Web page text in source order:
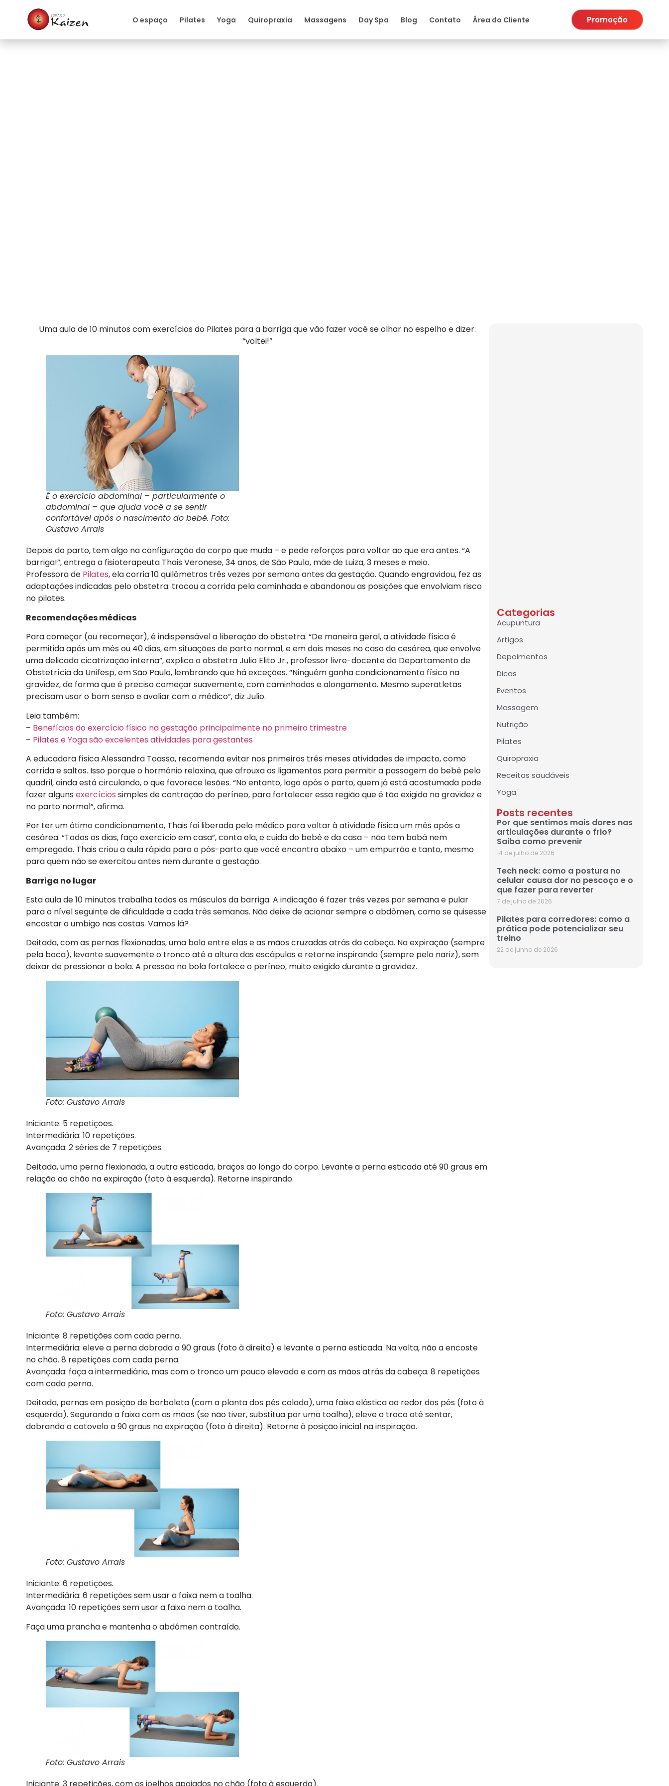
O espaço Pilates Yoga Quiropraxia Massagens Day Spa Blog Contato Área do Cliente Promoção
Uma aula de 10 minutos com exercícios do Pilates para a barriga que vão fazer você se olhar no espelho e dizer:
“voltei!”
É o exercício abdominal – particularmente o
abdominal – que ajuda você a se sentir
confortável após o nascimento do bebê. Foto:
Gustavo Arrais
Depois do parto, tem algo na configuração do corpo que muda – e pede reforços para voltar ao que era antes. “A
barriga!”, entrega a fisioterapeuta Thais Veronese, 34 anos, de São Paulo, mãe de Luiza, 3 meses e meio.
Professora de Pilates, ela corria 10 quilômetros três vezes por semana antes da gestação. Quando engravidou, fez as
adaptações indicadas pelo obstetra: trocou a corrida pela caminhada e abandonou as posições que envolviam risco
no pilates.
Recomendações médicas
Para começar (ou recomeçar), é indispensável a liberação do obstetra. “De maneira geral, a atividade física é
permitida após um mês ou 40 dias, em situações de parto normal, e em dois meses no caso da cesárea, que envolve
uma delicada cicatrização interna”, explica o obstetra Julio Elito Jr., professor livre-docente do Departamento de
Obstetrícia da Unifesp, em São Paulo, lembrando que há exceções. “Ninguém ganha condicionamento físico na
gravidez, de forma que é preciso começar suavemente, com caminhadas e alongamento. Mesmo superatletas
precisam usar o bom senso e avaliar com o médico”, diz Julio.
Leia também:
– Benefícios do exercício físico na gestação principalmente no primeiro trimestre
– Pilates e Yoga são excelentes atividades para gestantes
A educadora física Alessandra Toassa, recomenda evitar nos primeiros três meses atividades de impacto, como
corrida e saltos. Isso porque o hormônio relaxina, que afrouxa os ligamentos para permitir a passagem do bebê pelo
quadril, ainda está circulando, o que favorece lesões. “No entanto, logo após o parto, quem já está acostumada pode
fazer alguns exercícios simples de contração do períneo, para fortalecer essa região que é tão exigida na gravidez e
no parto normal”, afirma.
Por ter um ótimo condicionamento, Thais foi liberada pelo médico para voltar à atividade física um mês após a
cesárea. “Todos os dias, faço exercício em casa”, conta ela, e cuida do bebê e da casa – não tem babá nem
empregada. Thais criou a aula rápida para o pós-parto que você encontra abaixo – um empurrão e tanto, mesmo
para quem não se exercitou antes nem durante a gestação.
Barriga no lugar
Esta aula de 10 minutos trabalha todos os músculos da barriga. A indicação é fazer três vezes por semana e pular
para o nível seguinte de dificuldade a cada três semanas. Não deixe de acionar sempre o abdômen, como se quisesse
encostar o umbigo nas costas. Vamos lá?
Deitada, com as pernas flexionadas, uma bola entre elas e as mãos cruzadas atrás da cabeça. Na expiração (sempre
pela boca), levante suavemente o tronco até a altura das escápulas e retorne inspirando (sempre pelo nariz), sem
deixar de pressionar a bola. A pressão na bola fortalece o períneo, muito exigido durante a gravidez.
Foto: Gustavo Arrais
Iniciante: 5 repetições.
Intermediária: 10 repetições.
Avançada: 2 séries de 7 repetições.
Deitada, uma perna flexionada, a outra esticada, braços ao longo do corpo. Levante a perna esticada até 90 graus em
relação ao chão na expiração (foto à esquerda). Retorne inspirando.
Foto: Gustavo Arrais
Iniciante: 8 repetições com cada perna.
Intermediária: eleve a perna dobrada a 90 graus (foto à direita) e levante a perna esticada. Na volta, não a encoste
no chão. 8 repetições com cada perna.
Avançada: faça a intermediária, mas com o tronco um pouco elevado e com as mãos atrás da cabeça. 8 repetições
com cada perna.
Deitada, pernas em posição de borboleta (com a planta dos pés colada), uma faixa elástica ao redor dos pés (foto à
esquerda). Segurando a faixa com as mãos (se não tiver, substitua por uma toalha), eleve o troco até sentar,
dobrando o cotovelo a 90 graus na expiração (foto à direita). Retorne à posição inicial na inspiração.
Foto: Gustavo Arrais
Iniciante: 6 repetições.
Intermediária: 6 repetições sem usar a faixa nem a toalha.
Avançada: 10 repetições sem usar a faixa nem a toalha.
Faça uma prancha e mantenha o abdômen contraído.
Foto: Gustavo Arrais
Iniciante: 3 repetições, com os joelhos apoiados no chão (fota à esquerda).
Categorias
Acupuntura
Artigos
Depoimentos
Dicas
Eventos
Massagem
Nutrição
Pilates
Quiropraxia
Receitas saudáveis
Yoga
Posts recentes
Por que sentimos mais dores nas
articulações durante o frio?
Saiba como prevenir
14 de julho de 2026
Tech neck: como a postura no
celular causa dor no pescoço e o
que fazer para reverter
7 de julho de 2026
Pilates para corredores: como a
prática pode potencializar seu
treino
22 de junho de 2026